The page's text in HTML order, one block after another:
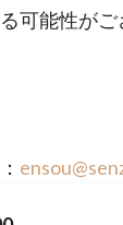
可能性が